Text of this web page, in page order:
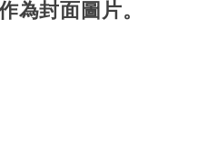
為封面圖片。